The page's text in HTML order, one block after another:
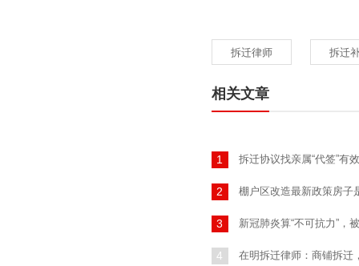
拆迁律师 拆迁
相关文章
1 拆迁协议找亲属“代签”有
2 棚户区改造最新政策房子
3 新冠肺炎算“不可抗力”，
4 在明拆迁律师：商铺拆迁